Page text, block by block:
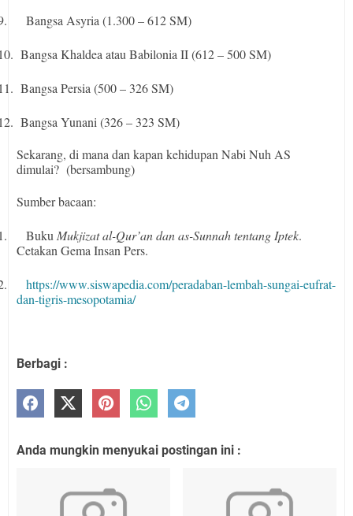
Bangsa Asyria (1.300 – 612 SM)
Bangsa Khaldea atau Babilonia II (612 – 500 SM)
Bangsa Persia (500 – 326 SM)
Bangsa Yunani (326 – 323 SM)
Sekarang, di mana dan kapan kehidupan Nabi Nuh AS
dimulai? (bersambung)
Sumber bacaan:
Buku Mukjizat al-Qur’an dan as-Sunnah tentang Iptek.
Cetakan Gema Insan Pers.
https://www.siswapedia.com/peradaban-lembah-sungai-eufrat-
dan-tigris-mesopotamia/
Berbagi :
Anda mungkin menyukai postingan ini :